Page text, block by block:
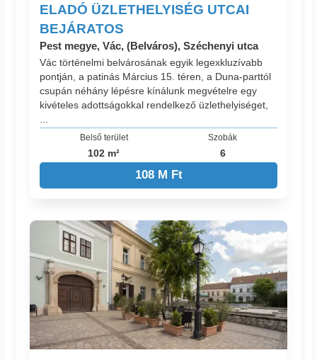
ELADÓ ÜZLETHELYISÉG UTCAI
BEJÁRATOS
Pest megye, Vác, (Belváros), Széchenyi utca
Vác történelmi belvárosának egyik legexkluzívabb
pontján, a patinás Március 15. téren, a Duna-parttól
csupán néhány lépésre kínálunk megvételre egy
kivételes adottságokkal rendelkező üzlethelyiséget,
Belső terület
102 m²
Szobák
6
108 M Ft